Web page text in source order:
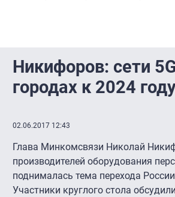
Никифоров: сети
городах к 2024
02.06.2017 12:43
Глава Минкомсвязи Николай
производителей оборудования
поднималась тема перехода
Участники круглого стола